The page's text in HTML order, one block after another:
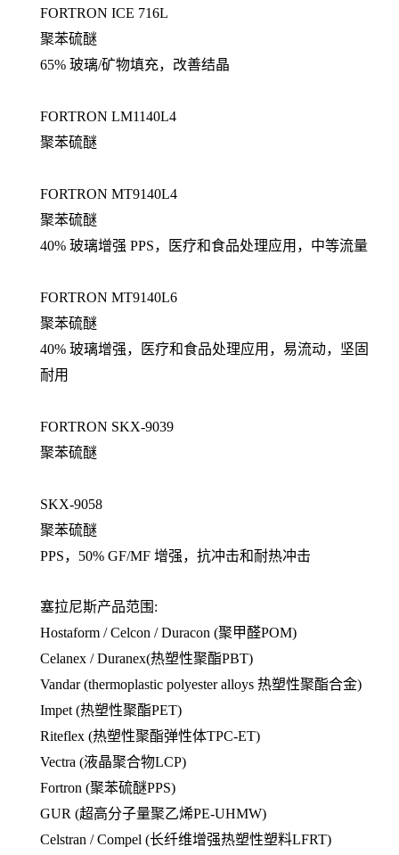
FORTRON ICE 716L
聚苯硫醚
65% 玻璃/矿物填充，改善结晶
FORTRON LM1140L4
聚苯硫醚
FORTRON MT9140L4
聚苯硫醚
40% 玻璃增强 PPS，医疗和食品处理应用，中等流量
FORTRON MT9140L6
聚苯硫醚
40% 玻璃增强，医疗和食品处理应用，易流动，坚固
耐用
FORTRON SKX-9039
聚苯硫醚
SKX-9058
聚苯硫醚
PPS，50% GF/MF 增强，抗冲击和耐热冲击
塞拉尼斯产品范围:
Hostaform / Celcon / Duracon (聚甲醛POM)
Celanex / Duranex(热塑性聚酯PBT)
Vandar (thermoplastic polyester alloys 热塑性聚酯合金)
Impet (热塑性聚酯PET)
Riteflex (热塑性聚酯弹性体TPC-ET)
Vectra (液晶聚合物LCP)
Fortron (聚苯硫醚PPS)
GUR (超高分子量聚乙烯PE-UHMW)
Celstran / Compel (长纤维增强热塑性塑料LFRT)